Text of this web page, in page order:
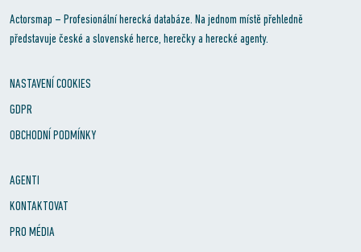
Actorsmap – Profesionální herecká databáze. Na jednom místě přehledně
představuje české a slovenské herce, herečky a herecké agenty.
NASTAVENÍ COOKIES
GDPR
OBCHODNÍ PODMÍNKY
AGENTI
KONTAKTOVAT
PRO MÉDIA